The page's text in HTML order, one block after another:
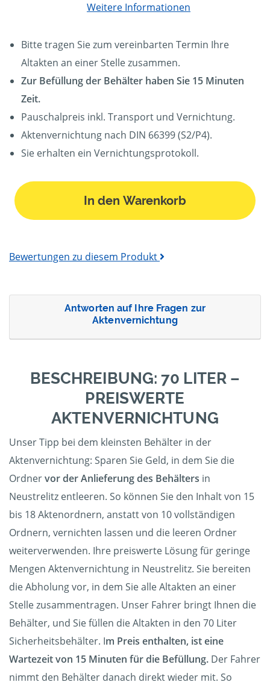
Weitere Informationen
Bitte tragen Sie zum vereinbarten Termin Ihre
Altakten an einer Stelle zusammen.
Zur Befüllung der Behälter haben Sie 15 Minuten
Zeit.
Pauschalpreis inkl. Transport und Vernichtung.
Aktenvernichtung nach DIN 66399 (S2/P4).
Sie erhalten ein Vernichtungsprotokoll.
In den Warenkorb
Bewertungen zu diesem Produkt
Antworten auf Ihre Fragen zur
Aktenvernichtung
BESCHREIBUNG: 70 LITER –
PREISWERTE
AKTENVERNICHTUNG
Unser Tipp bei dem kleinsten Behälter in der
Aktenvernichtung: Sparen Sie Geld, in dem Sie die
Ordnervor der Anlieferung des Behälters in
Neustrelitz entleeren. So können Sie den Inhalt von 15
bis 18 Aktenordnern, anstatt von 10 vollständigen
Ordnern, vernichten lassen und die leeren Ordner
weiterverwenden. Ihre preiswerte Lösung für geringe
Mengen Aktenvernichtung in Neustrelitz. Sie bereiten
die Abholung vor, in dem Sie alle Altakten an einer
Stelle zusammentragen. Unser Fahrer bringt Ihnen die
Behälter, und Sie füllen die Altakten in den 70 Liter
Sicherheitsbehälter. Im Preis enthalten, ist eine
Wartezeit von 15 Minuten für die Befüllung. Der Fahrer
nimmt den Behälter danach direkt wieder mit. So